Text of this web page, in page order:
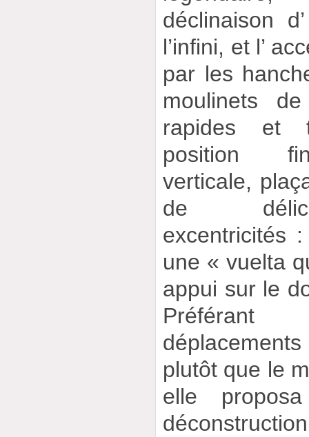
déclinaison
l’infini, et l’
par les
moulinets
rapides et
position
verticale,
de
excentricités
une « vuelta
appui sur le
Préférant
plutôt que le
elle